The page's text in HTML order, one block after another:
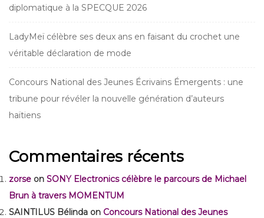
diplomatique à la SPECQUE 2026
LadyMeï célèbre ses deux ans en faisant du crochet une
véritable déclaration de mode
Concours National des Jeunes Écrivains Émergents : une
tribune pour révéler la nouvelle génération d’auteurs
haïtiens
Commentaires récents
zorse on SONY Electronics célèbre le parcours de Michael
Brun à travers MOMENTUM
SAINTILUS Bélinda on Concours National des Jeunes